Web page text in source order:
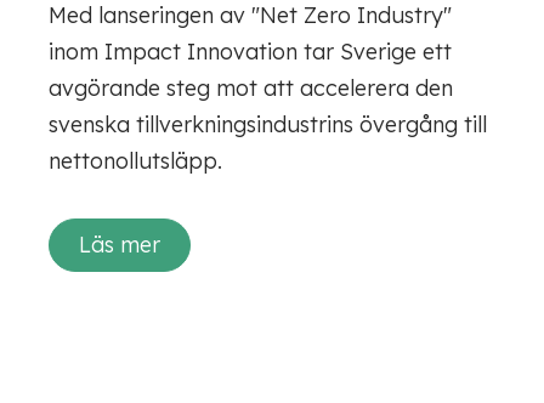
Med lanseringen av "Net Zero Industry"
inom Impact Innovation tar Sverige ett
avgörande steg mot att accelerera den
svenska tillverkningsindustrins övergång till
nettonollutsläpp.
Läs mer